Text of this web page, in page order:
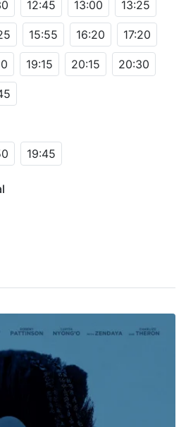
12:45 13:00 13:25
15:55 16:20 17:20
19:15 20:15 20:30
19:45